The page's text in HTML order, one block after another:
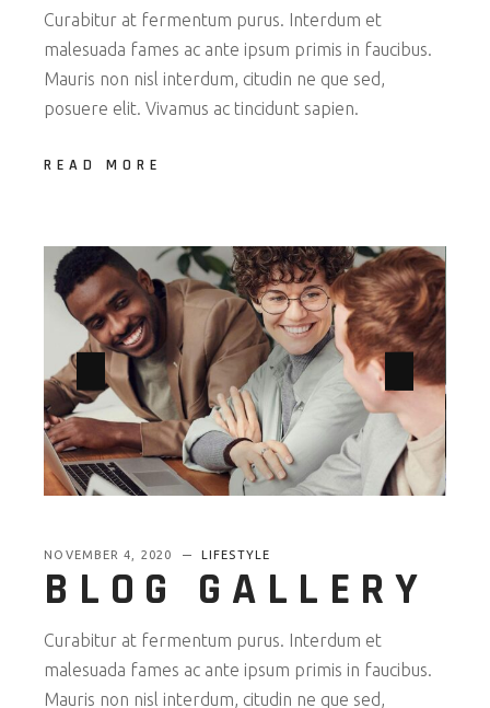
Curabitur at fermentum purus. Interdum et
malesuada fames ac ante ipsum primis in faucibus.
Mauris non nisl interdum, citudin ne que sed,
posuere elit. Vivamus ac tincidunt sapien.
READ MORE
NOVEMBER 4, 2020 LIFESTYLE
BLOG GALLERY
Curabitur at fermentum purus. Interdum et
malesuada fames ac ante ipsum primis in faucibus.
Mauris non nisl interdum, citudin ne que sed,